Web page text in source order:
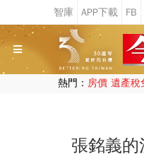
熱門： 房價 遺產稅
張銘義的